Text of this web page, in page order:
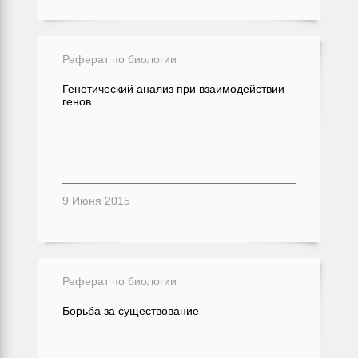
Реферат по биологии
Генетический анализ при взаимодействии
генов
9 Июня 2015
Реферат по биологии
Борьба за существование